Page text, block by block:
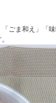
ごま和え」「味